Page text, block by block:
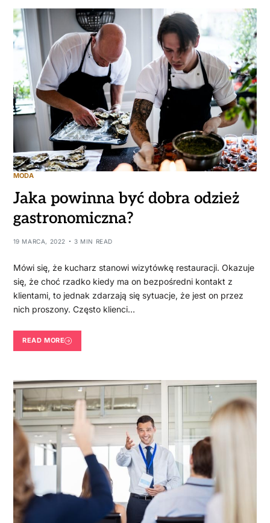
MODA
Jaka powinna być dobra odzież
gastronomiczna?
19 MARCA, 2022 3 MIN READ
Mówi się, że kucharz stanowi wizytówkę restauracji. Okazuje
się, że choć rzadko kiedy ma on bezpośredni kontakt z
klientami, to jednak zdarzają się sytuacje, że jest on przez
nich proszony. Często klienci…
READ MORE